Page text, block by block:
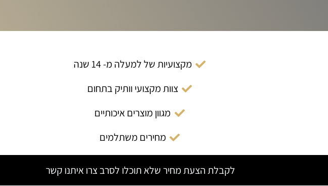
מקצועיות של למעלה מ- 14 שנה
צוות מקצועי וותיק בתחום
מגוון מוצרים איכותיים
מחירים משתלמים
לקבלת הצעת מחיר שלא תוכלו לסרב צרו איתנו קשר